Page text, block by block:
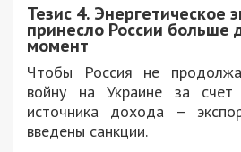
Тезис 4. Энергетическое
принесло России больше
момент
Чтобы Россия не
войну на Украине за счет
источника дохода –
введены санкции.